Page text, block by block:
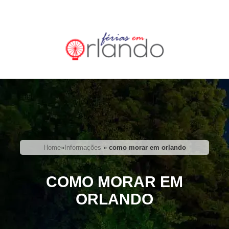
Home»Informações » como morar em orlando
COMO MORAR EM
ORLANDO